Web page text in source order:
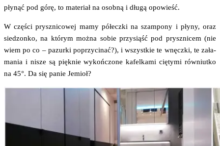
pły­nąć pod górę, to mate­riał na osob­ną i dłu­gą opowieść.
W czę­ści prysz­ni­co­wej mamy półecz­ki na szam­po­ny i pły­ny, oraz
sie­dzon­ko, na któ­rym moż­na sobie przy­siąść pod prysz­ni­cem (nie
wiem po co – pazur­ki poprzy­ci­nać?), i wszyst­kie te wnęcz­ki, te zała­
ma­nia i nisze są pięk­nie wykoń­czo­ne kafel­ka­mi cię­ty­mi rów­niut­ko
na 45°. Da się panie Jemioł?